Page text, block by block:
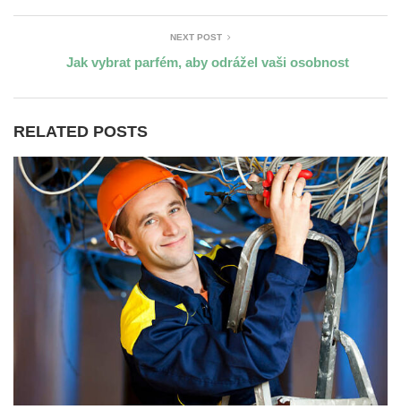
NEXT POST
Jak vybrat parfém, aby odrážel vaši osobnost
RELATED POSTS